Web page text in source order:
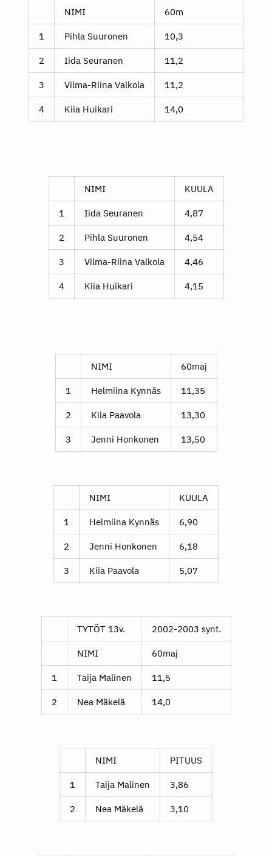
NIMI 60m
1 Pihla Suuronen 10,3
2 Iida Seuranen 11,2
3 Vilma-Riina Valkola 11,2
4 Kiia Huikari 14,0
NIMI KUULA
1 Iida Seuranen 4,87
2 Pihla Suuronen 4,54
3 Vilma-Riina Valkola 4,46
4 Kiia Huikari 4,15
NIMI 60maj
1 Helmiina Kynnäs 11,35
2 Kiia Paavola 13,30
3 Jenni Honkonen 13,50
NIMI KUULA
1 Helmiina Kynnäs 6,90
2 Jenni Honkonen 6,18
3 Kiia Paavola 5,07
TYTÖT 13v. 2002-2003 synt.
NIMI 60maj
1 Taija Malinen 11,5
2 Nea Mäkelä 14,0
NIMI PITUUS
1 Taija Malinen 3,86
2 Nea Mäkelä 3,10